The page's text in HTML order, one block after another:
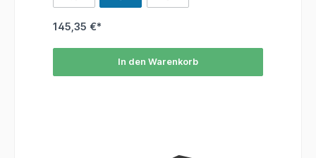
145,35 €*
In den Warenkorb